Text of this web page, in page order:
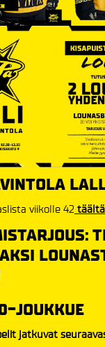
viikolle 42
JOUKKUE
jatkuvat